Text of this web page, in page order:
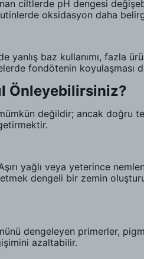
ciltlerde pH dengesi
oksidasyon daha
yanlış baz kullanımı, fazla
fondötenin koyulaşması
Önleyebilirsiniz?
değildir; ancak doğru
yağlı veya yeterince
dengeli bir zemin
dengeleyen primerler,
azaltabilir.